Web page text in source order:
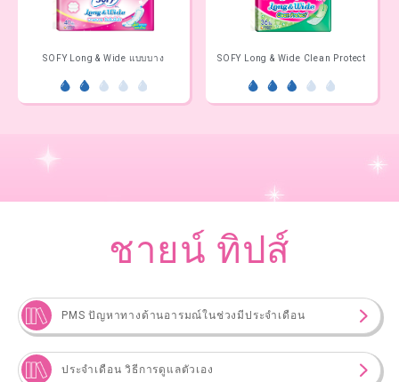
SOFY Long & Wide แบบบาง SOFY Long & Wide Clean Protect
ชายน์ ทิปส์
PMS ปัญหาทางด้านอารมณ์ในช่วงมีประจำเดือน
ประจำเดือน วิธีการดูแลตัวเอง